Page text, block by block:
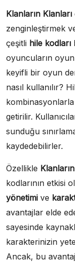
Klanların Klanları
zenginleştirmek
çeşitli hile kodları
oyuncuların
keyifli bir oyun
nasıl kullanılır?
kombinasyonlarla
getirilir.
sunduğu
kaydedebilirler.
Özellikle
kodlarının etkisi
yönetimi ve
avantajlar elde
sayesinde
karakterinizin
Ancak, bu